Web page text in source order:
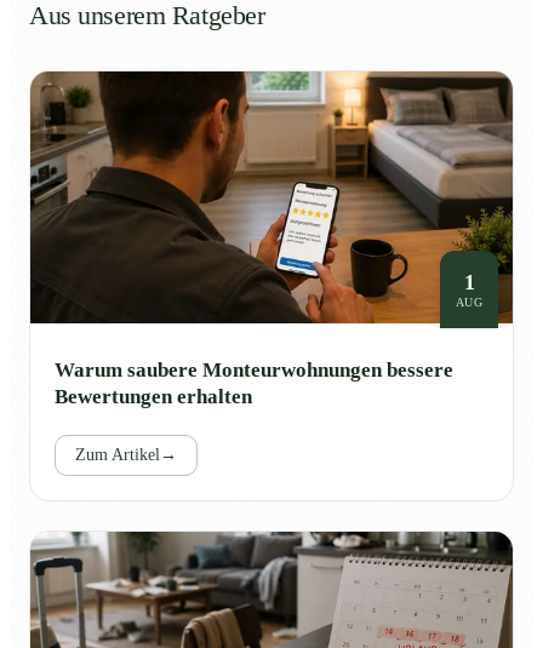
Aus unserem Ratgeber
1
AUG
Warum saubere Monteurwohnungen bessere
Bewertungen erhalten
Zum Artikel→